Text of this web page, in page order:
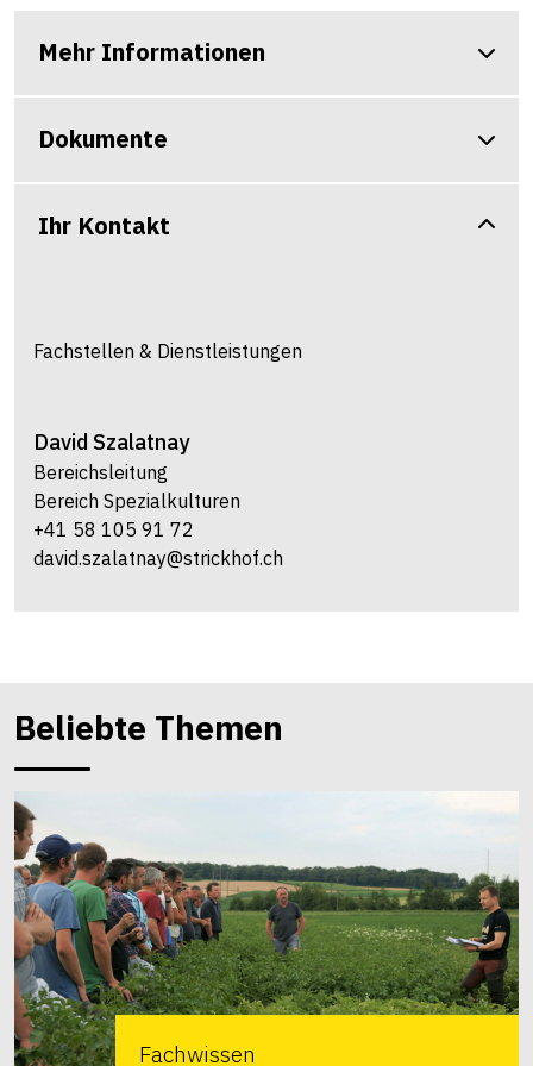
Mehr Informationen
Dokumente
Ihr Kontakt
Fachstellen & Dienstleistungen
David Szalatnay
Bereichsleitung
Bereich Spezialkulturen
+41 58 105 91 72
david.szalatnay@strickhof.ch
Beliebte Themen
Fachwissen